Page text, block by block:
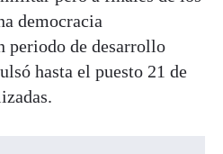
democracia
periodo de desarrollo
hasta el puesto 21 de